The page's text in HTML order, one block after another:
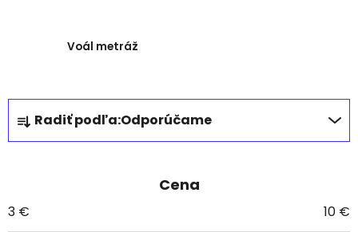
Voál metráž
R
a
d
i
Radiť podľa:Odporúčame
Cena
3 € 10 €